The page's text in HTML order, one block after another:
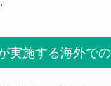
実施する海外で